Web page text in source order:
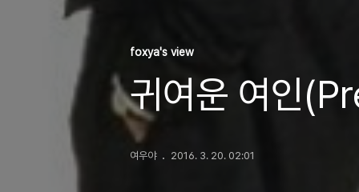
foxya's view
귀여운 여인
여우야 2016. 3. 20. 02:01